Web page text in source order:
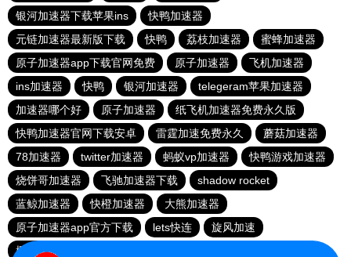
银河加速器下载苹果ins
快鸭加速器
元链加速器最新版下载
快鸭 荔枝加速器
蜜蜂加速器
原子加速器app下载官网免费
原子加速器
飞机加速器
ins加速器
快鸭 银河加速器
telegeram苹果加速器
加速器哪个好
原子加速器
纸飞机加速器免费永久版
快鸭加速器官网下载安卓
雷霆加速免费永久
蘑菇加速器
78加速器
twitter加速器 蚂蚁vp加速器
快鸭游戏加速器
烧饼哥加速器
飞驰加速器下载
shadow rocket
蓝鲸加速器
快橙加速器
大熊加速器
原子加速器app官方下载
lets快连
旋风加速
樱花猫安卓版